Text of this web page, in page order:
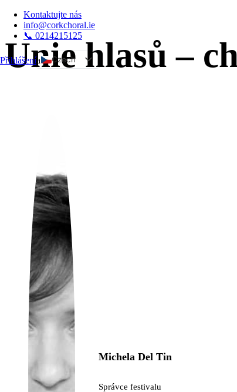
Kontaktujte nás
info@corkchoral.ie
📞 0214215125
Přihlášenía
Czech
Estonian
French
Hungarian
Italian
Polish
Portuguese
Ukrainian
Unie hlasů –
Michela Del Tin
Správce festivalu